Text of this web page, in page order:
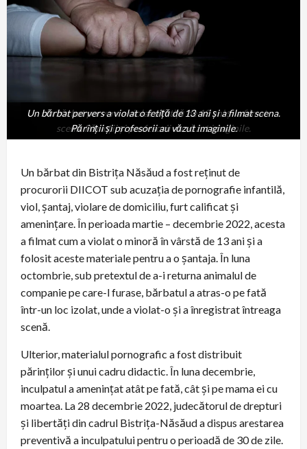
Un bărbat pervers a violat o fetiță de 13 ani și a filmat
scena. Părinții și profesorii au văzut imaginile.
Un bărbat pervers a violat o fetiță de 13 ani și a filmat scena.
Părinții și profesorii au văzut imaginile.
Un bărbat din Bistrița Năsăud a fost reținut de
procurorii DIICOT sub acuzația de pornografie infantilă,
viol, șantaj, violare de domiciliu, furt calificat și
amenințare. În perioada martie – decembrie 2022, acesta
a filmat cum a violat o minoră în vârstă de 13 ani și a
folosit aceste materiale pentru a o șantaja. În luna
octombrie, sub pretextul de a-i returna animalul de
companie pe care-l furase, bărbatul a atras-o pe fată
într-un loc izolat, unde a violat-o și a înregistrat întreaga
scenă.
Ulterior, materialul pornografic a fost distribuit
părinților și unui cadru didactic. În luna decembrie,
inculpatul a amenințat atât pe fată, cât și pe mama ei cu
moartea. La 28 decembrie 2022, judecătorul de drepturi
și libertăți din cadrul Bistrița-Năsăud a dispus arestarea
preventivă a inculpatului pentru o perioadă de 30 de zile.